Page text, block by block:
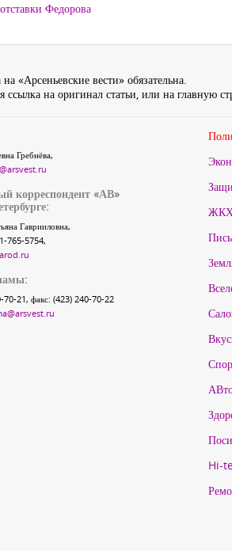
Федорова
«Арсеньевские вести» обязательна.
на оригинал статьи, или на главную
Гребнёва,
корреспондент «АВ»
Гаврииловна,
765-5754,
70-21, факс: (423) 240-70-22
Hi-